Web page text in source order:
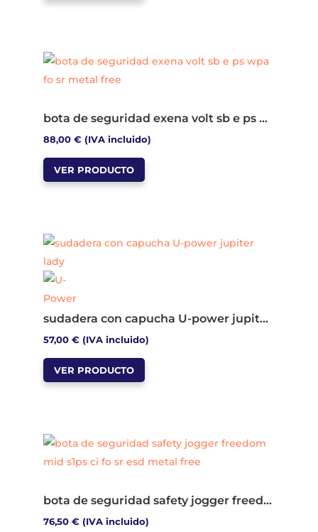
Las
pueden
elegir
en
la
bota de seguridad exena volt sb e ps wpa fo sr metal free
88,00 € (IVA incluido)
VER PRODUCTO
Este
Las
elegir
en
la
página
sudadera con capucha U-power jupiter lady
57,00 € (IVA incluido)
VER PRODUCTO
Este
Las
opciones
pueden
elegir
bota de seguridad safety jogger freedom mid s1ps ci fo sr esd metal free
76,50 € (IVA incluido)